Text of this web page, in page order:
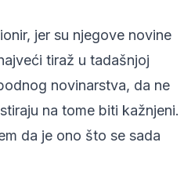
jer su njegove novine
tiraž u tadašnjoj
novinarstva, da ne
na tome biti kažnjeni.
da je ono što se sada